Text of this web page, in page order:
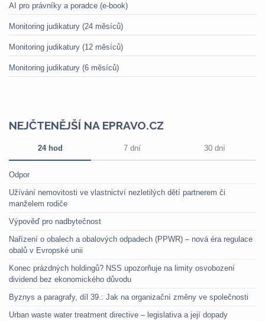
AI pro právníky a poradce (e-book)
Monitoring judikatury (24 měsíců)
Monitoring judikatury (12 měsíců)
Monitoring judikatury (6 měsíců)
NEJČTENĚJŠÍ NA EPRAVO.CZ
24 hod 7 dní 30 dní
Odpor
Užívání nemovitosti ve vlastnictví nezletilých dětí partnerem či
manželem rodiče
Výpověď pro nadbytečnost
Nařízení o obalech a obalových odpadech (PPWR) – nová éra regulace
obalů v Evropské unii
Konec prázdných holdingů? NSS upozorňuje na limity osvobození
dividend bez ekonomického důvodu
Byznys a paragrafy, díl 39.: Jak na organizační změny ve společnosti
Urban waste water treatment directive – legislativa a její dopady